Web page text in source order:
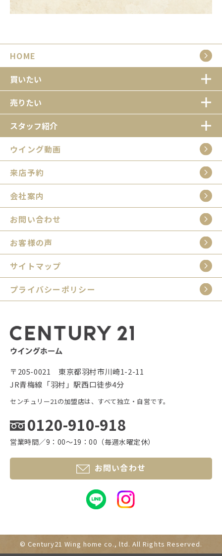
HOME
買いたい
売りたい
スタッフ紹介
ウイング動画
来店予約
会社案内
お問い合わせ
お客様の声
サイトマップ
プライバシーポリシー
〒205-0021 東京都羽村市川崎1-2-11
JR青梅線「羽村」駅西口徒歩4分
センチュリー21の加盟店は、すべて独立・自営です。
0120-910-918
営業時間／9：00〜19：00（毎週水曜定休）
お問い合わせ
© Century21 Wing home co., ltd.All Rights Reserved.